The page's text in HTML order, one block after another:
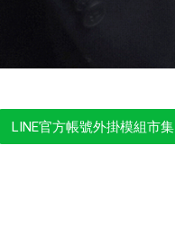
LINE官方帳號外掛模組市集